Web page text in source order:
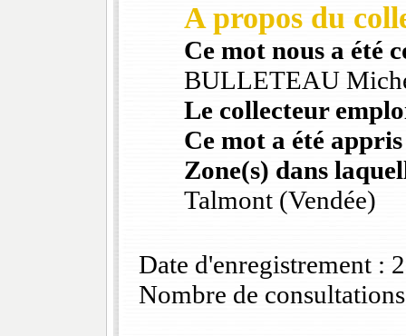
A propos du
Ce mot nous a été
BULLETEAU
Le collecteur
Ce mot a été
Zone(s) dans
Talmont (Vendée)
Date d'enregistrement :
Nombre de